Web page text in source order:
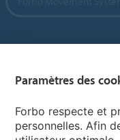
Paramètres des
Forbo respecte et
personnelles. Afin